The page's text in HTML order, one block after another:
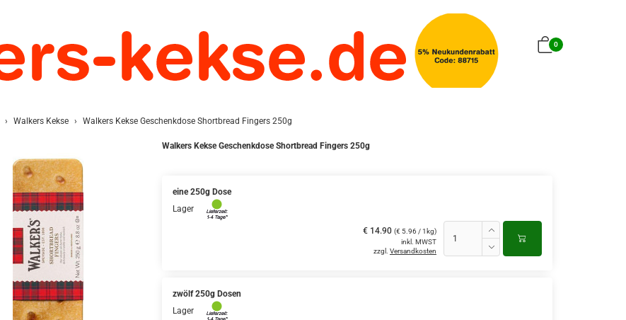
0
Walkers Kekse Walkers Kekse Geschenkdose Shortbread Fingers 250g
Walkers Kekse Geschenkdose Shortbread Fingers 250g
eine 250g Dose
Lager
€ 14.90 (€ 5.96 / 1kg)
inkl. MWST
zzgl. Versandkosten
zwölf 250g Dosen
Lager